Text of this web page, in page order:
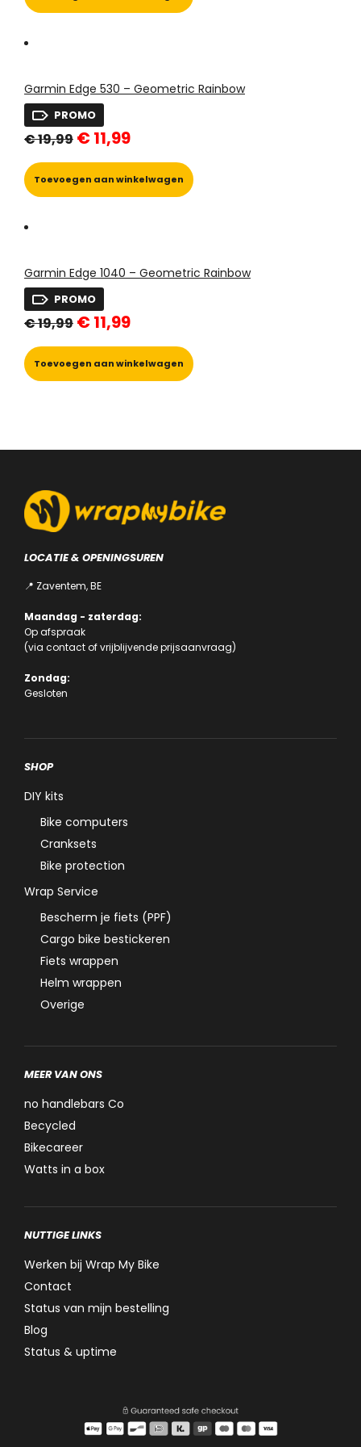
Garmin Edge 530 – Geometric Rainbow
PROMO
€19,99 Oorspronkelijke
prijs
was:
€ 19,99.
€11,99Huidige
is:
€ 11,99.
Toevoegen aan winkelwagen
Garmin Edge 1040 – Geometric Rainbow
PROMO
€19,99 Oorspronkelijke
prijs
was:
€ 19,99.
€11,99Huidige
is:
€ 11,99.
Toevoegen aan winkelwagen
LOCATIE & OPENINGSUREN
📍 Zaventem, BE
Maandag - zaterdag:
Op afspraak
(via contactofvrijblijvende prijsaanvraag)
Zondag:
Gesloten
SHOP
DIY kits
Bike computers
Cranksets
Bike protection
Wrap Service
Bescherm je fiets (PPF)
Cargo bike bestickeren
Fiets wrappen
Helm wrappen
Overige
MEER VAN ONS
no handlebars Co
Becycled
Bikecareer
Watts in a box
NUTTIGE LINKS
Werken bij Wrap My Bike
Contact
Status van mijn bestelling
Blog
Status & uptime